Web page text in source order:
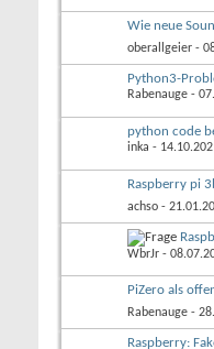
Wie neue
oberallgeier -
Python3-
Rabenauge -
python code
inka -
Raspberry pi
achso -
WbrJr -
PiZero als
Rabenauge -
Raspberry: